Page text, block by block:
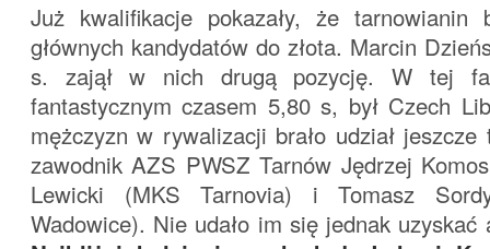
Już kwalifikacje pokazały, że tarnowianin
głównych kandydatów do złota. Marcin
s. zajął w nich drugą pozycję. W tej
fantastycznym czasem 5,80 s, był Czech
mężczyzn w rywalizacji brało udział
zawodnik AZS PWSZ Tarnów Jędrzej
Lewicki (MKS Tarnovia) i Tomasz
Wadowice). Nie udało im się jednak uzyskać